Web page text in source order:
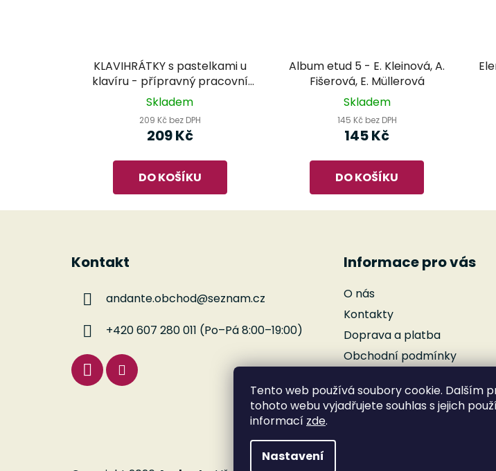
Tento web používá soubory cookie. Dalším
tohoto webu vyjadřujete souhlas s jejich
informací zde.
Nastavení
KLAVIHRÁTKY s pastelkami u
klavíru - přípravný pracovní
sešit
Skladem
209 Kč bez DPH
209 Kč
DO KOŠÍKU
Album etud 5 - E. Kleinová, A.
Fišerová, E. Müllerová
Skladem
145 Kč bez DPH
145 Kč
DO KOŠÍKU
Kontakt
andante.obchod@seznam.cz
+420 607 280 011 (Po–Pá 8:00–19:00)
Informace pro vás
O nás
Kontakty
Doprava a platba
Obchodní podmínky
Reklamace